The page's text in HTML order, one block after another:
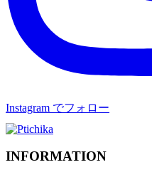
Instagram でフォロー
INFORMATION